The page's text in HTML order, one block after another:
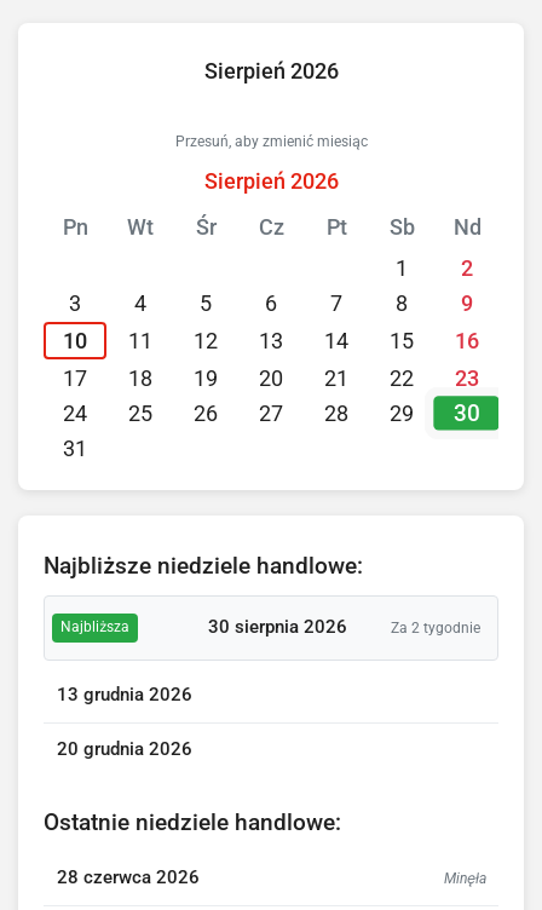
Sierpień 2026
Przesuń, aby zmienić miesiąc
Sierpień 2026
Pn
Wt Śr Cz Pt Sb
Nd
1
2
3
4 5 6 7 8
9
10
11 12 13 14 15
16
17
18 19 20 21 22
23
24
25 26 27 28 29 30
31
Najbliższe niedziele handlowe:
Najbliższa 30 sierpnia 2026 Za 2 tygodnie
13 grudnia 2026
20 grudnia 2026
Ostatnie niedziele handlowe:
28 czerwca 2026 Minęła